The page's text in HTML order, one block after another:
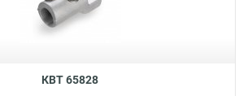
КВТ 65828